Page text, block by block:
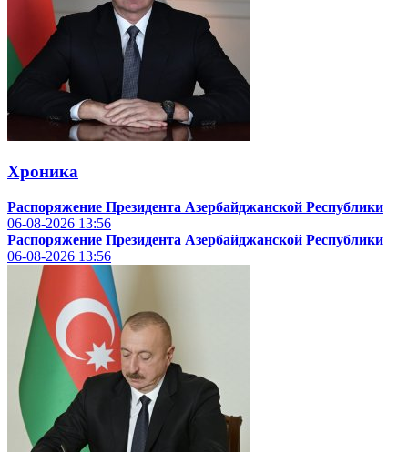
Хроника
Распоряжение Президента Азербайджанской Республики
06-08-2026 13:56
Распоряжение Президента Азербайджанской Республики
06-08-2026 13:56